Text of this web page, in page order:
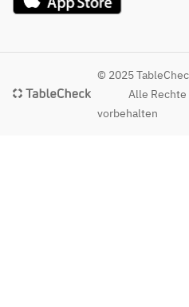
© 2025
Alle Rechte
vorbehalten